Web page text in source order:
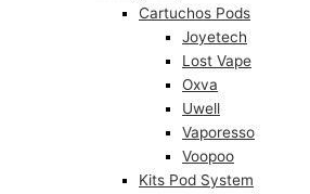
Cartuchos Pods
Joyetech
Lost Vape
Oxva
Uwell
Vaporesso
Voopoo
Kits Pod System